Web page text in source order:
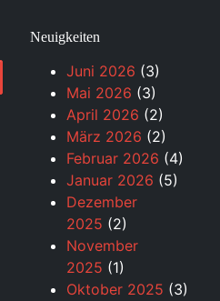
Neuigkeiten
Juni 2026 (3)
Mai 2026 (3)
April 2026 (2)
März 2026 (2)
Februar 2026 (4)
Januar 2026 (5)
Dezember
2025 (2)
November
2025 (1)
Oktober 2025 (3)